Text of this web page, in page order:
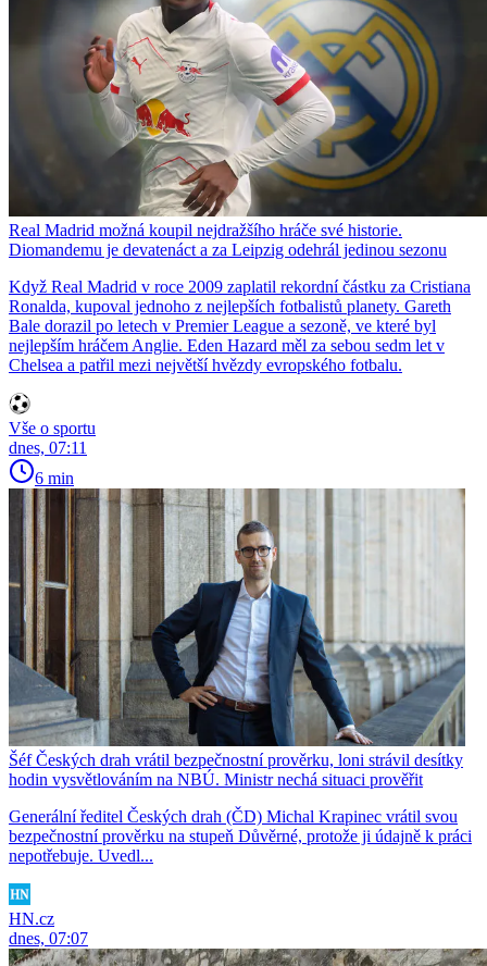
Real Madrid možná koupil nejdražšího hráče své historie.
Diomandemu je devatenáct a za Leipzig odehrál jedinou sezonu
Když Real Madrid v roce 2009 zaplatil rekordní částku za Cristiana
Ronalda, kupoval jednoho z nejlepších fotbalistů planety. Gareth
Bale dorazil po letech v Premier League a sezoně, ve které byl
nejlepším hráčem Anglie. Eden Hazard měl za sebou sedm let v
Chelsea a patřil mezi největší hvězdy evropského fotbalu.
Vše o sportu
dnes, 07:11
6 min
Šéf Českých drah vrátil bezpečnostní prověrku, loni strávil desítky
hodin vysvětlováním na NBÚ. Ministr nechá situaci prověřit
Generální ředitel Českých drah (ČD) Michal Krapinec vrátil svou
bezpečnostní prověrku na stupeň Důvěrné, protože ji údajně k práci
nepotřebuje. Uvedl...
HN.cz
dnes, 07:07